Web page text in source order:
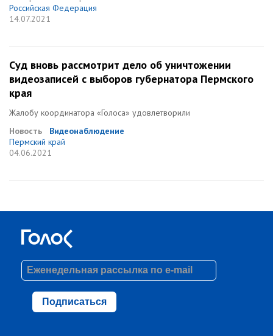
Российская Федерация
14.07.2021
Cуд вновь рассмотрит дело об уничтожении
видеозаписей с выборов губернатора Пермского
края
Жалобу координатора «Голоса» удовлетворили
Новость
Видеонаблюдение
Пермский край
04.06.2021
Подписаться